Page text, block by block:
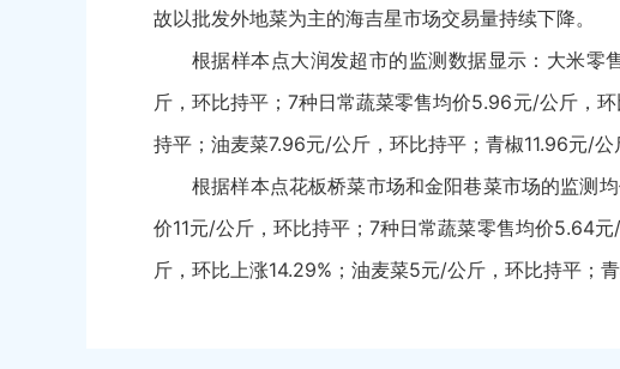
故以批发外地菜为主的海吉星市场交易量持续下降。
根据样本点大润发超市的监测数据显示：大米
斤，环比持平；7种日常蔬菜零售均价5.96元/公斤，
持平；油麦菜7.96元/公斤，环比持平；青椒11.96元/
根据样本点花板桥菜市场和金阳巷菜市场的监测
价11元/公斤，环比持平；7种日常蔬菜零售均价5.64
斤，环比上涨14.29%；油麦菜5元/公斤，环比持平；